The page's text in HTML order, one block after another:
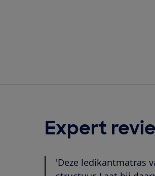
Expert
'Deze ledikantmatras